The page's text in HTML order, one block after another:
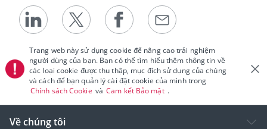
Trang web này sử dụng cookie để nâng cao trải nghiệm
người dùng của bạn. Bạn có thể tìm hiểu thêm thông tin về
các loại cookie được thu thập, mục đích sử dụng của chúng
và cách để bạn quản lý cài đặt cookie của mình trong
Chính sách Cookie và Cam kết Bảo mật .
Về chúng tôi